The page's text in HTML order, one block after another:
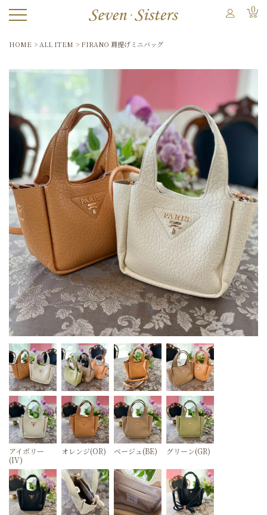
0
HOME ALL ITEM FIRANO 肩提げミニバッグ
アイボリー
(IV)
オレンジ(OR) ベージュ(BE) グリーン(GR)